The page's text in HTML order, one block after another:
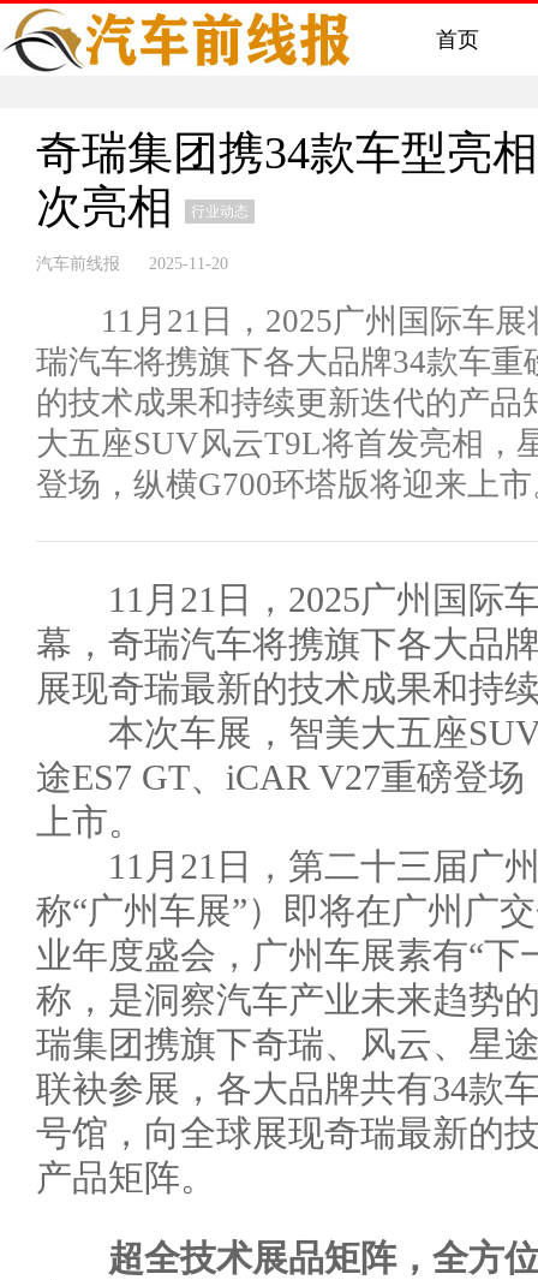
首页
奇瑞集团携34款车型亮
次亮相
行业动态
汽车前线报 2025-11-20
11月21日，2025广州国际车展
瑞汽车将携旗下各大品牌34款车
的技术成果和持续更新迭代的
大五座SUV风云T9L将首发亮相，
登场，纵横G700环塔版将迎来
11月21日，2025广州国际
幕，奇瑞汽车将携旗下各大品
展现奇瑞最新的技术成果和持
本次车展，智美大五座SUV
途ES7 GT、iCAR V27重磅登
上市。
11月21日，第二十三届广州
称“广州车展”）即将在广州广
业年度盛会，广州车展素有“下
称，是洞察汽车产业未来趋势
瑞集团携旗下奇瑞、风云、星
联袂参展，各大品牌共有34款
号馆，向全球展现奇瑞最新的
产品矩阵。
超全技术展品矩阵，全方